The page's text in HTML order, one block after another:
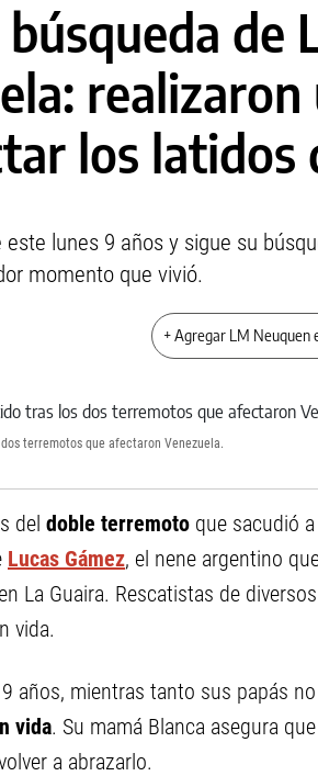
de
los latidos
lunes 9 años y sigue su
momento que vivió.
+ Agregar LM Neuquen
terremotos que afectaron Venezuela.
del doble terremoto que sacudió
Lucas Gámez, el nene argentino
La Guaira. Rescatistas de
vida.
años, mientras tanto sus papás
vida. Su mamá Blanca asegura que
a abrazarlo.